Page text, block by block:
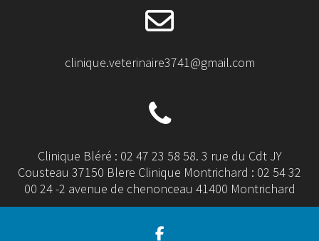
clinique.veterinaire3741@gmail.com
Clinique Bléré : 02 47 23 58 58. 3 rue du Cdt JY
Cousteau 37150 Blere Clinique Montrichard : 02 54 32
00 24 -2 avenue de chenonceau 41400 Montrichard